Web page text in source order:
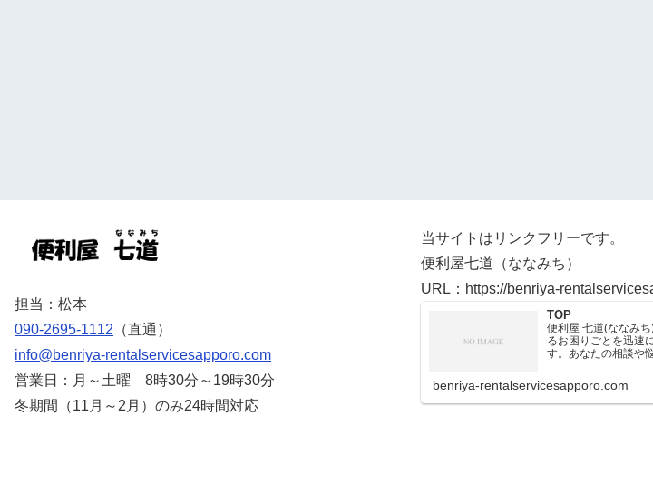
担当：松本
090-2695-1112 （直通）
info@benriya-rentalservicesapporo.com
営業日：月～土曜 8時30分～19時30分
冬期間（11月～2月）のみ24時間対応
当サイトはリンクフリーです。
便利屋七道（ななみち）
URL：https://benriya-
TOP
便利屋 七道(ななみ
るお困りごとを迅速
す。あなたの相談や
ていただき、気持ち
りだと考えていま…
benriya-rentalservicesapporo.com